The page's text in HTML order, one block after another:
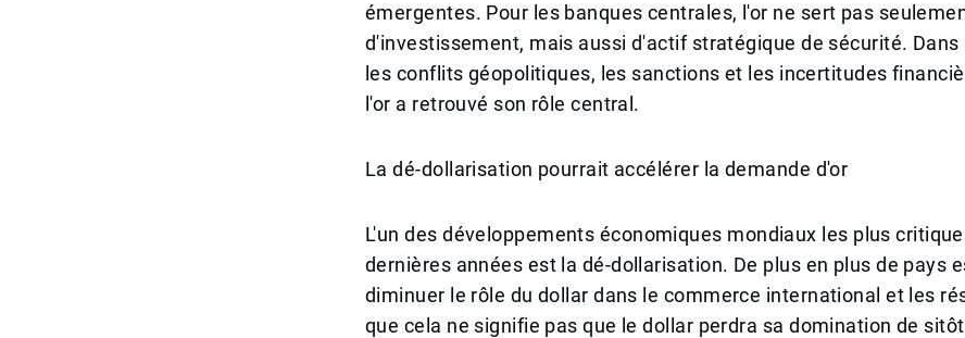
émergentes. Pour les banques centrales, l'or ne sert pas
d'investissement, mais aussi d'actif stratégique de sécurité. Dans
les conflits géopolitiques, les sanctions et les incertitudes
l'or a retrouvé son rôle central.
La dé-dollarisation pourrait accélérer la demande d'or
L'un des développements économiques mondiaux les plus
dernières années est la dé-dollarisation. De plus en plus de pays
diminuer le rôle du dollar dans le commerce international et les
que cela ne signifie pas que le dollar perdra sa domination de